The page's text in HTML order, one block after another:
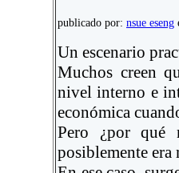
publicado por: nsue eseng
Un escenario
Muchos creen
nivel interno e
económica
Pero ¿por qué
posiblemente era